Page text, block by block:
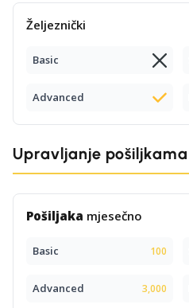
Željeznički
Basic
Advanced
Upravljanje pošiljkama
Pošiljaka mjesečno
Basic 100
Advanced 3,000